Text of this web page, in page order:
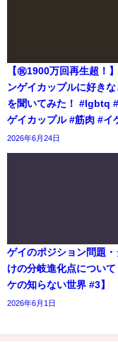
【㊗️1900万回再生超！
ンゲイカップルに好きな
を聞いてみた！ #lgbtq
ゲイカップル #筋肉 #イ
2026年6月24日
ゲイのポジション問題・
けの分岐進化点につい
ケの知らない世界 #3】
2026年6月1日